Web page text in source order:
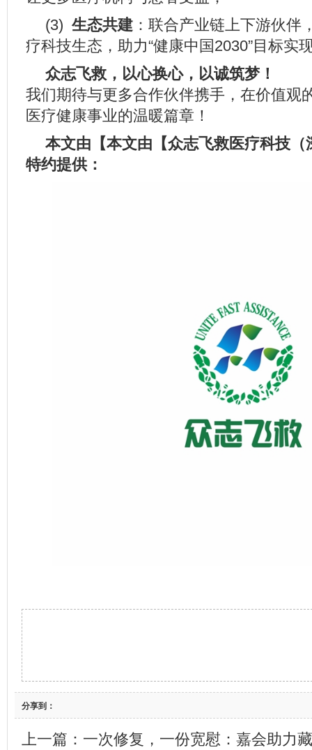
(3) 生态共建 ：联合产业链上下游伙伴
疗科技生态，助力“健康中国2030”目标实
众志飞救，以心换心，以诚筑梦！
我们期待与更多合作伙伴携手，在价值观
医疗健康事业的温暖篇章！
本文由【本文由【众志飞救医疗科技（
特约提供：
分享到：
上一篇： 一次修复，一份宽慰：嘉会助力